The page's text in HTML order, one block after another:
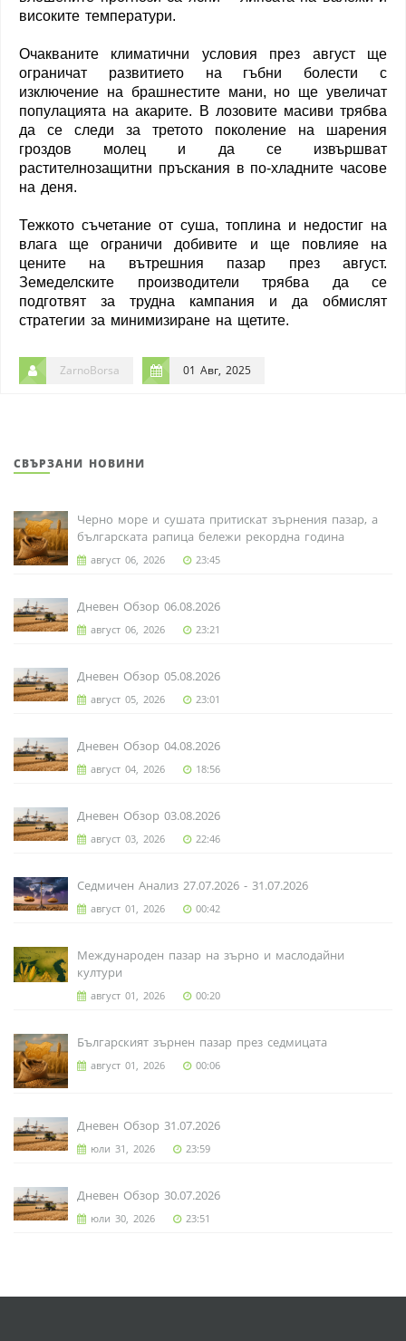
високите температури.
Очакваните климатични условия през август ще
ограничат развитието на гъбни болести с
изключение на брашнестите мани, но ще увеличат
популацията на акарите. В лозовите масиви трябва
да се следи за третото поколение на шарения
гроздов молец и да се извършват
растителнозащитни пръскания в по-хладните часове
на деня.
Тежкото съчетание от суша, топлина и недостиг на
влага ще ограничи добивите и ще повлияе на
цените на вътрешния пазар през август.
Земеделските производители трябва да се
подготвят за трудна кампания и да обмислят
стратегии за минимизиране на щетите.
ZarnoBorsa 01 Авг, 2025
СВЪРЗАНИ НОВИНИ
Черно море и сушата притискат зърнения пазар, а
българската рапица бележи рекордна година
август 06, 2026 23:45
Дневен Обзор 06.08.2026
август 06, 2026 23:21
Дневен Обзор 05.08.2026
август 05, 2026 23:01
Дневен Обзор 04.08.2026
август 04, 2026 18:56
Дневен Обзор 03.08.2026
август 03, 2026 22:46
Седмичен Анализ 27.07.2026 - 31.07.2026
август 01, 2026 00:42
Международен пазар на зърно и маслодайни
култури
август 01, 2026 00:20
Българският зърнен пазар през седмицата
август 01, 2026 00:06
Дневен Обзор 31.07.2026
юли 31, 2026 23:59
Дневен Обзор 30.07.2026
юли 30, 2026 23:51